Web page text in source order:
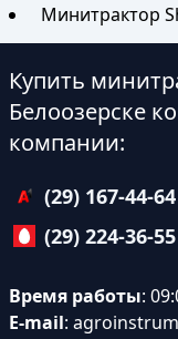
Минитрактор
Купить
Белоозерске
компании:
(29) 167-44-64
(29) 224-36-55
Время работы:
E-mail: